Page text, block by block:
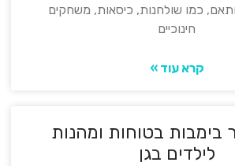
כמו שולחנות, כיסאות, משחקים
חינוכיים
קרא עוד »
בימבות בטוחות ומהנות
לילדים בגן